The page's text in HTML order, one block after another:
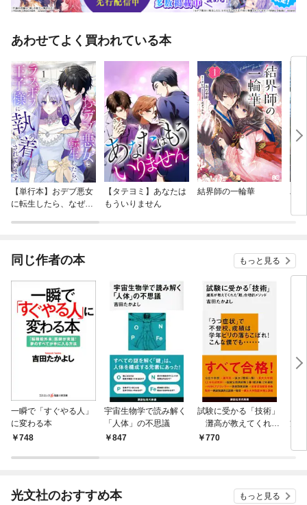
あわせてよく買われている本
【単行本】おデブ悪女
に転生したら、なぜか
【タテヨミ】あなたは
もういりません
結界師の一輪華
バ
今
同じ作者の本 もっと見る
一瞬で「すぐやる人」
に変わる本
748
宇宙生物学で読み解く
「人体」の不思議
847
試験に受かる「技術」
灘高が教えてくれた
「超」合理的メソッド
770
方
え
光文社のおすすめ本 もっと見る